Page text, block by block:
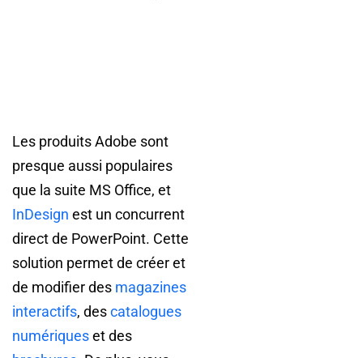
Les produits Adobe sont
presque aussi populaires
que la suite MS Office, et
InDesign est un concurrent
direct de PowerPoint. Cette
solution permet de créer et
de modifier des magazines
interactifs, descatalogues
numériqueset des